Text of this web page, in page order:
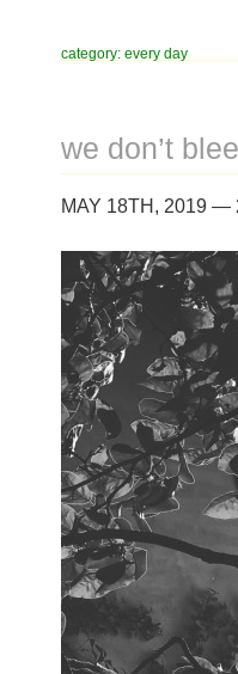
category: every day
we don’t
MAY 18TH, 2019 —